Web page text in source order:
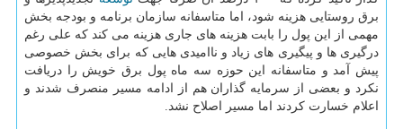
برق روستایی هزینه شود، اما متاسفانه سازمان برنامه و بودجه بخش
مهمی از این پول را بابت هزینه های جاری هزینه می كند كه علی رغم
درگیری ها و پیگیری های زیاد و ناامیدی هایی كه برای بخش خصوصی
پیش آمد و متاسفانه این حوزه سه ماه پول برق خویش را دریافت
نكرد و بعضی از سرمایه گذاران هم از ادامه مسیر منصرف شدند و
اعلام خسارت كردند اما مسیر اصلاح نشد.